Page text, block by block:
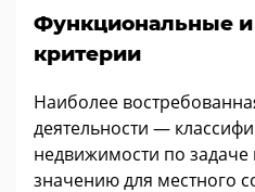
Функциональные
критерии
Наиболее
деятельности —
недвижимости по задаче
значению для местного